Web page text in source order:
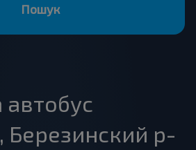
Пошук
автобус
Березинский р-